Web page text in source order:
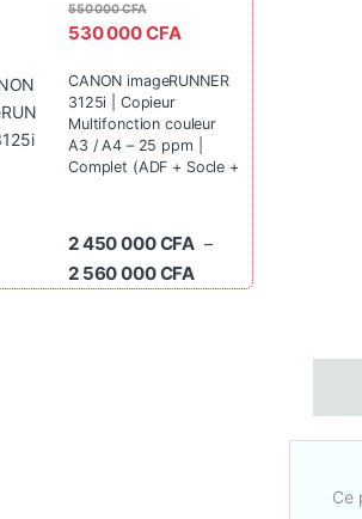
Ce
530 000CFA
550 000CFA
CANON imageRUNNER
3125i | Copieur
Multifonction couleur
A3 / A4 – 25 ppm |
Complet (ADF + Socle +
2 450 000CFA –
2 560 000CFA Plage de prix : 2 450